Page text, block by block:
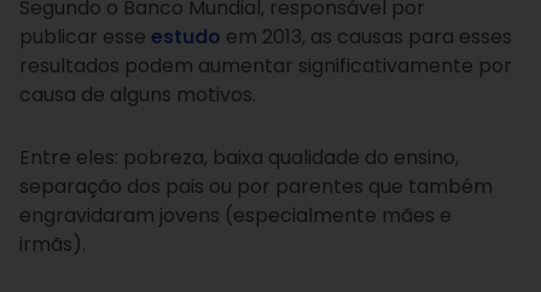
Segundo o Banco Mundial, responsável por
publicar esse estudo em 2013, as causas para esses
resultados podem aumentar significativamente por
causa de alguns motivos.
Entre eles: pobreza, baixa qualidade do ensino,
separação dos pais ou por parentes que também
engravidaram jovens (especialmente mães e
irmãs).